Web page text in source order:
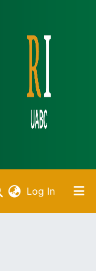
Log In(current)